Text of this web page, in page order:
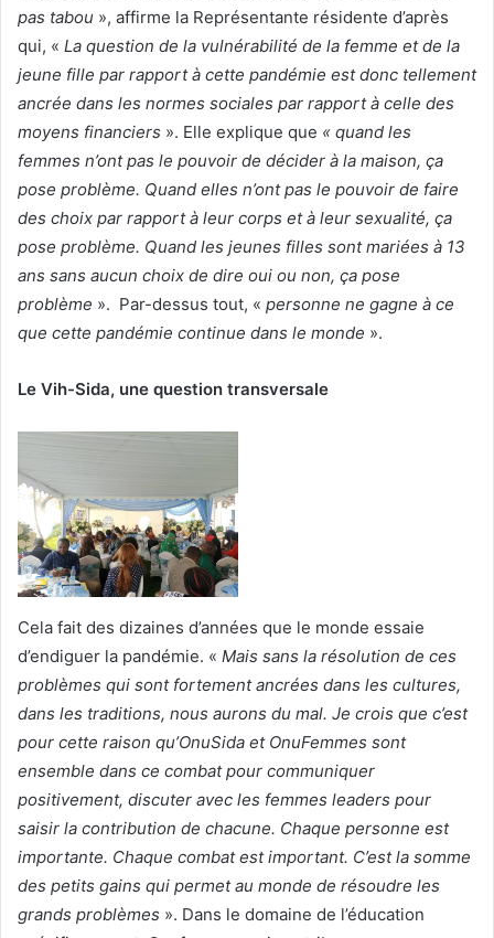
pas tabou », affirme la Représentante résidente d’après
qui, « La question de la vulnérabilité de la femme et de la
jeune fille par rapport à cette pandémie est donc tellement
ancrée dans les normes sociales par rapport à celle des
moyens financiers ». Elle explique que « quand les
femmes n’ont pas le pouvoir de décider à la maison, ça
pose problème. Quand elles n’ont pas le pouvoir de faire
des choix par rapport à leur corps et à leur sexualité, ça
pose problème. Quand les jeunes filles sont mariées à 13
ans sans aucun choix de dire oui ou non, ça pose
problème ». Par-dessus tout, « personne ne gagne à ce
que cette pandémie continue dans le monde ».
Le Vih-Sida, une question transversale
Cela fait des dizaines d’années que le monde essaie
d’endiguer la pandémie. « Mais sans la résolution de ces
problèmes qui sont fortement ancrées dans les cultures,
dans les traditions, nous aurons du mal. Je crois que c’est
pour cette raison qu’OnuSida et OnuFemmes sont
ensemble dans ce combat pour communiquer
positivement, discuter avec les femmes leaders pour
saisir la contribution de chacune. Chaque personne est
importante. Chaque combat est important. C’est la somme
des petits gains qui permet au monde de résoudre les
grands problèmes ». Dans le domaine de l’éducation